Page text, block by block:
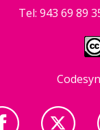
Tel: 943 69 89